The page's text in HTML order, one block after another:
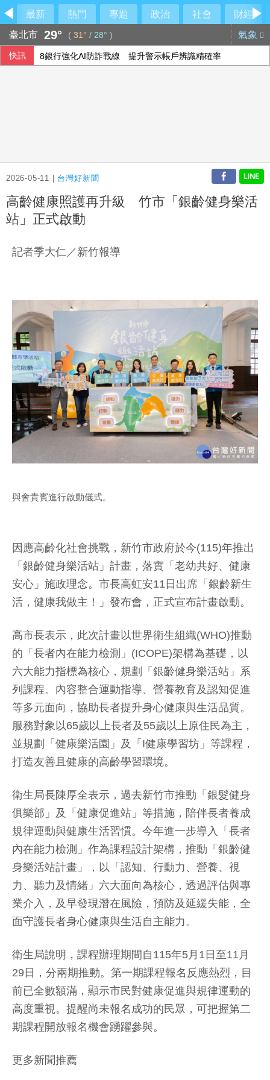
最新 熱門 專題 政治 社會
財經
臺北市 29° ( 31° / 28° ) 氣象
快訊 8銀行強化AI防詐戰線 提升警示帳戶辨識精確率
2026-05-11 | 台灣好新聞
高齡健康照護再升級 竹市「銀齡健身樂活
站」正式啟動
記者季大仁／新竹報導
與會貴賓進行啟動儀式。
因應高齡化社會挑戰，新竹市政府於今(115)年推出
「銀齡健身樂活站」計畫，落實「老幼共好、健康
安心」施政理念。市長高虹安11日出席「銀齡新生
活，健康我做主！」發布會，正式宣布計畫啟動。
高市長表示，此次計畫以世界衛生組織(WHO)推動
的「長者內在能力檢測」(ICOPE)架構為基礎，以
六大能力指標為核心，規劃「銀齡健身樂活站」系
列課程。內容整合運動指導、營養教育及認知促進
等多元面向，協助長者提升身心健康與生活品質。
服務對象以65歲以上長者及55歲以上原住民為主，
並規劃「健康樂活園」及「I健康學習坊」等課程，
打造友善且健康的高齡學習環境。
衛生局長陳厚全表示，過去新竹市推動「銀髮健身
俱樂部」及「健康促進站」等措施，陪伴長者養成
規律運動與健康生活習慣。今年進一步導入「長者
內在能力檢測」作為課程設計架構，推動「銀齡健
身樂活站計畫」，以「認知、行動力、營養、視
力、聽力及情緒」六大面向為核心，透過評估與專
業介入，及早發現潛在風險，預防及延緩失能，全
面守護長者身心健康與生活自主能力。
衛生局說明，課程辦理期間自115年5月1日至11月
29日，分兩期推動。第一期課程報名反應熱烈，目
前已全數額滿，顯示市民對健康促進與規律運動的
高度重視。提醒尚未報名成功的民眾，可把握第二
期課程開放報名機會踴躍參與。
更多新聞推薦